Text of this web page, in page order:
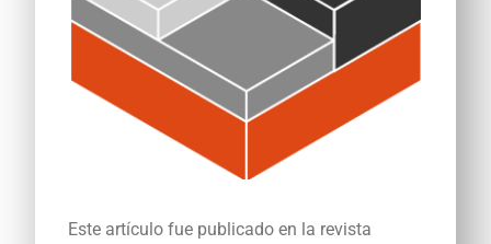
Este artículo fue publicado en la revista